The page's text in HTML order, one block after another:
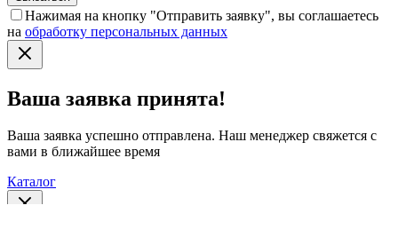
Нажимая на кнопку "Отправить заявку", вы соглашаетесь
на обработку персональных данных
Ваша заявка принята!
Ваша заявка успешно отправлена. Наш менеджер свяжется с
вами в ближайшее время
Каталог